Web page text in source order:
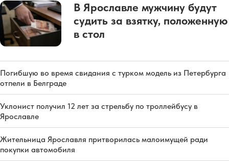
В Ярославле мужчину будут
судить за взятку, положенную
в стол
Погибшую во время свидания с турком модель из Петербурга
отпели в Белграде
Уклонист получил 12 лет за стрельбу по троллейбусу в
Ярославле
Жительница Ярославля притворилась малоимущей ради
покупки автомобиля